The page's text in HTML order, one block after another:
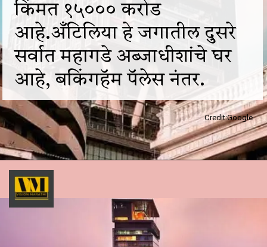
Credit:Google
किंमत १५००० करोड
आहे.अँटिलिया हे जगातील दुसरे
सर्वात महागडे अब्जाधीशांचे घर
आहे, बकिंगहॅम पॅलेस नंतर.